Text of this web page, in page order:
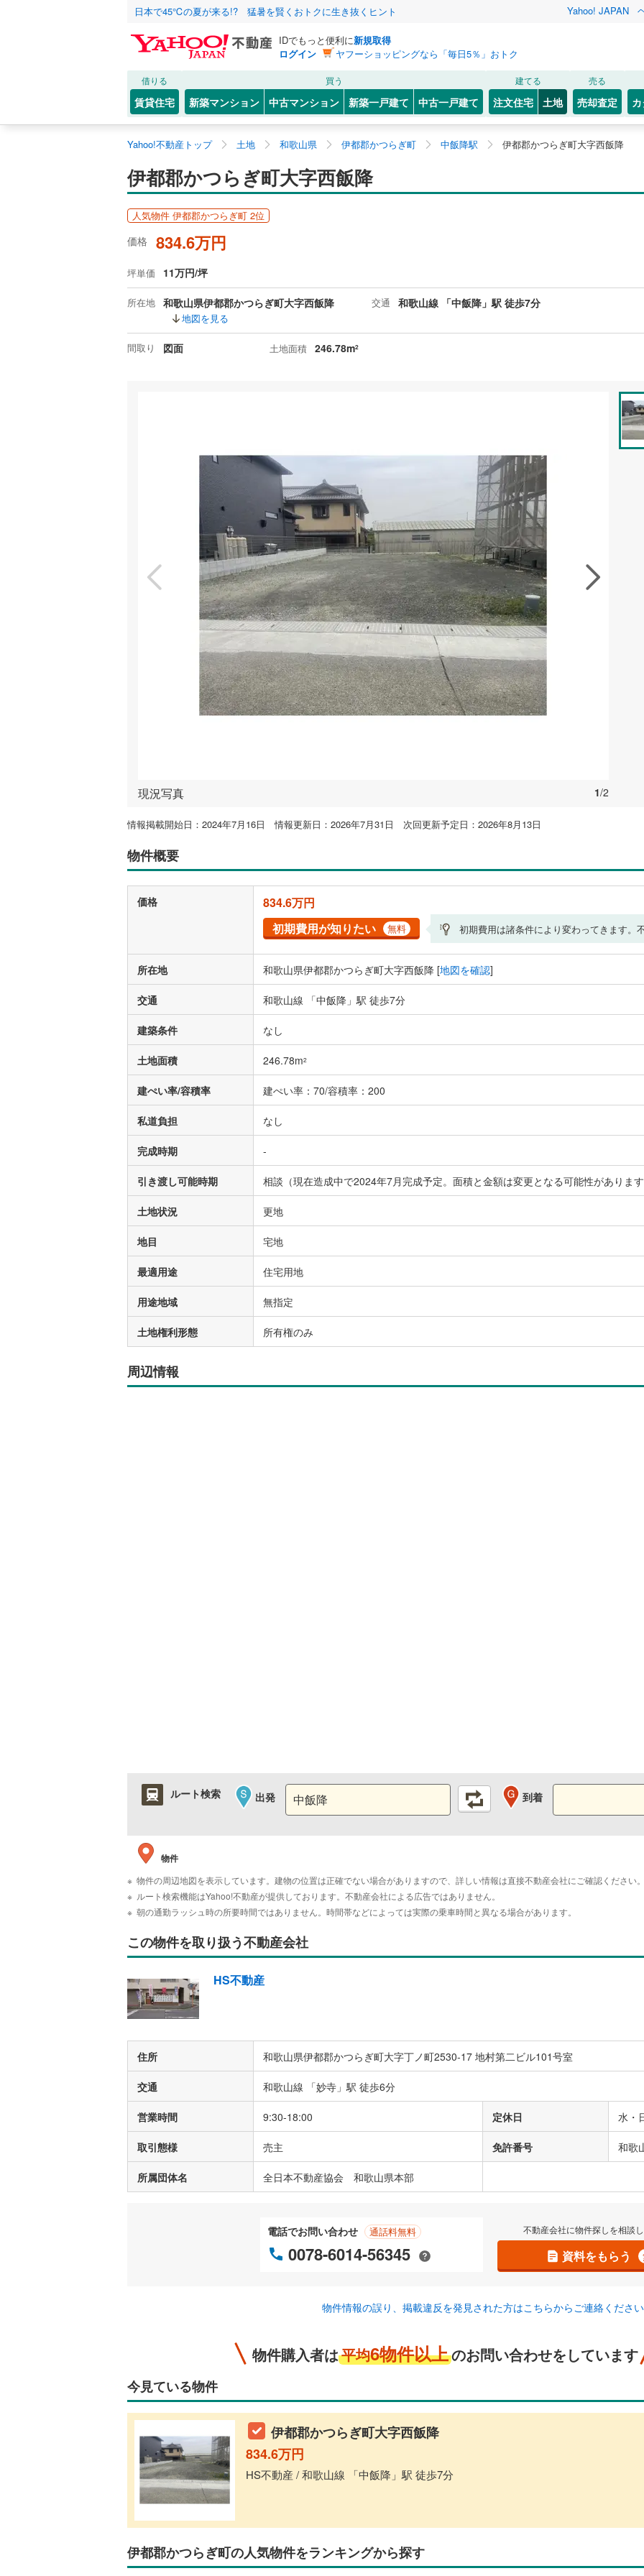
日本で45℃の夏が来る!? 猛暑を賢くおトクに生き抜くヒント Yahoo! JAPAN
IDでもっと便利に新規取得
ログイン
ヤフーショッピングなら「毎日5％」おトク
借りる
賃貸住宅
買う
新築マンション 中古マンション 新築一戸建て 中古一戸建て
建てる
注文住宅 土地
売る
売却査定
Yahoo!不動産トップ 土地 和歌山県 伊都郡かつらぎ町 中飯降駅 伊都郡かつらぎ町大字西飯降
伊都郡かつらぎ町大字西飯降
人気物件 伊都郡かつらぎ町 2位
価格 834.6万円
坪単価 11万円/坪
所在地 和歌山県伊都郡かつらぎ町大字西飯降
地図を見る
交通 和歌山線 「中飯降」駅 徒歩7分
間取り 図面 土地面積 246.78m2
資料をもらう 無料
特徴の似た物件を見る
お気に入りに追加する
1/2
現況写真
情報掲載開始日：2024年7月16日 情報更新日：2026年7月31日 次回更新予定日：2026年8月13日
物件概要
価格
834.6万円
初期費用が知りたい
無料 初期費用は諸条件により変わってきます。
所在地 和歌山県伊都郡かつらぎ町大字西飯降 [地図を確認]
交通 和歌山線 「中飯降」駅 徒歩7分
建築条件 なし
土地面積 246.78m2
建ぺい率/容積率 建ぺい率：70/容積率：200
私道負担 なし
完成時期 -
引き渡し可能時期 相談（現在造成中で2024年7月完成予定。面積と金額は変更となる可能性がありま
土地状況 更地
地目 宅地
最適用途 住宅用地
用途地域 無指定
土地権利形態 所有権のみ
周辺情報
ルート検索 出発 到着
物件
物件の周辺地図を表示しています。建物の位置は正確でない場合がありますので、詳しい情報は直接不動産会社にご確認ください
ルート検索機能はYahoo!不動産が提供しております。不動産会社による広告ではありません。
朝の通勤ラッシュ時の所要時間ではありません。時間帯などによっては実際の乗車時間と異なる場合があります。
この物件を取り扱う不動産会社
HS不動産
住所 和歌山県伊都郡かつらぎ町大字丁ノ町2530-17 地村第二ビル101号室
交通 和歌山線 「妙寺」駅 徒歩6分
営業時間 9:30-18:00 定休日 水・
取引態様 売主 免許番号 和歌
所属団体名 全日本不動産協会 和歌山県本部
電話でお問い合わせ 通話料無料
0078-6014-56345
不動産会社に物件探しを相談
資料をもらう
物件情報の誤り、掲載違反を発見された方はこちらからご連絡ください
物件購入者は平均6物件以上のお問い合わせをしています
今見ている物件
伊都郡かつらぎ町大字西飯降
834.6万円
HS不動産 / 和歌山線 「中飯降」駅 徒歩7分
伊都郡かつらぎ町の人気物件をランキングから探す